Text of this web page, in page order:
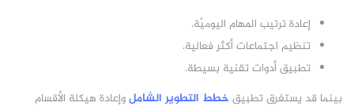
إعادة ترتيب المهام اليوميّة.
تنظيم اجتماعات أكثر فعالية.
تطبيق أدوات تقنية بسيطة.
بينما قد يستغرق تطبيق خطط التطوير الشاملوإعادة هيكلة الأقسام